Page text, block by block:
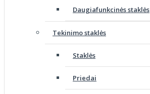
Daugiafunkcinės staklės
Tekinimo staklės
Staklės
Priedai